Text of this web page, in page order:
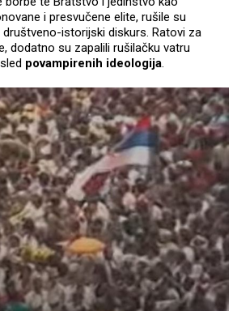
i presvučene elite, rušile su
istorijski diskurs. Ratovi za
dodatno su zapalili rušilačku vatru
povampirenih ideologija.